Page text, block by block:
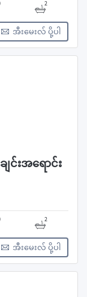
2
အီးမေးလ် ပို့ပါ
င်းအရောင်း
2
အီးမေးလ် ပို့ပါ